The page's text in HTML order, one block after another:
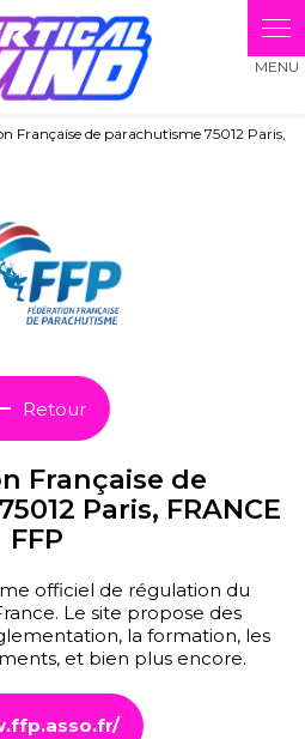
Française de parachutisme 75012 Paris,
Retour
Française de
Paris, FRANCE
FFP
officiel de régulation du
Le site propose des
la formation, les
et bien plus encore.